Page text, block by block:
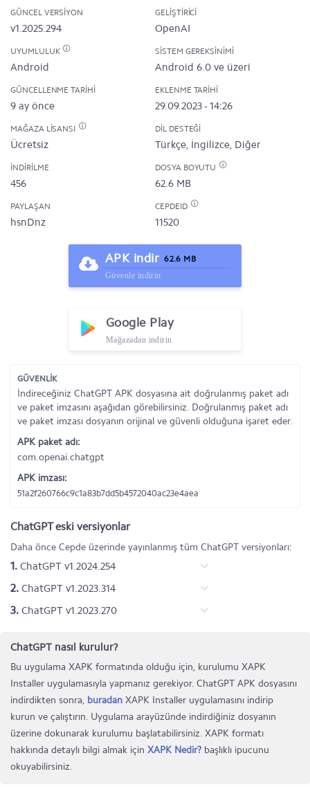
GÜNCEL VERSIYON
v1.2025.294
GELIŞTIRICI
OpenAI
UYUMLULUK
Android
SISTEM GEREKSINIMI
Android 6.0 ve üzeri
GÜNCELLENME TARIHI
9 ay önce
EKLENME TARIHI
29.09.2023 - 14:26
MAĞAZA LISANSI
Ücretsiz
DIL DESTEĞI
Türkçe, İngilizce, Diğer
İNDIRILME
456
DOSYA BOYUTU
62.6 MB
PAYLAŞAN
hsnDnz
CEPDEID
11520
APK indir 62.6 MB
Güvenle indirin
Google Play
Mağazadan indirin
GÜVENLİK
İndireceğiniz ChatGPT APK dosyasına ait doğrulanmış paket adı
ve paket imzasını aşağıdan görebilirsiniz. Doğrulanmış paket adı
ve paket imzası dosyanın orijinal ve güvenli olduğuna işaret eder.
APK paket adı:
com.openai.chatgpt
APK imzası:
51a2f260766c9c1a83b7dd5b4572040ac23e4aea
ChatGPT eski versiyonlar
Daha önce Cepde üzerinde yayınlanmış tüm ChatGPT versiyonları:
1. ChatGPT v1.2024.254
2. ChatGPT v1.2023.314
3. ChatGPT v1.2023.270
ChatGPT nasıl kurulur?
Bu uygulama XAPK formatında olduğu için, kurulumu XAPK
Installer uygulamasıyla yapmanız gerekiyor. ChatGPT APK dosyasını
indirdikten sonra, buradan XAPK Installer uygulamasını indirip
kurun ve çalıştırın. Uygulama arayüzünde indirdiğiniz dosyanın
üzerine dokunarak kurulumu başlatabilirsiniz. XAPK formatı
hakkında detaylı bilgi almak için XAPK Nedir? başlıklı ipucunu
okuyabilirsiniz.